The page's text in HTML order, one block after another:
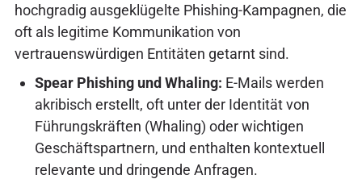
hochgradig ausgeklügelte Phishing-Kampagnen, die
oft als legitime Kommunikation von
vertrauenswürdigen Entitäten getarnt sind.
Spear Phishing und Whaling: E-Mails werden
akribisch erstellt, oft unter der Identität von
Führungskräften (Whaling) oder wichtigen
Geschäftspartnern, und enthalten kontextuell
relevante und dringende Anfragen.